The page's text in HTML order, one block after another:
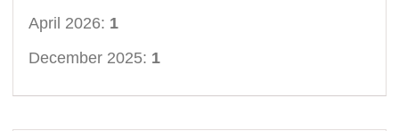
April 2026: 1
December 2025: 1